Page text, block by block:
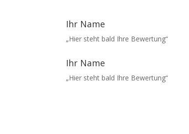
Ihr Name
„Hier steht bald Ihre Bewertung“
Ihr Name
„Hier steht bald Ihre Bewertung“